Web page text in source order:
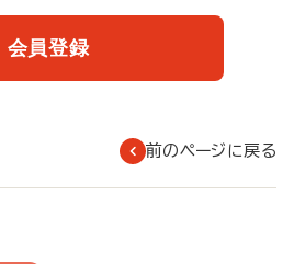
会員登録
前のページに戻る